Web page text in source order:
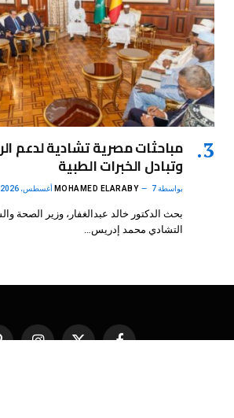
مباحثات مصرية تشادية لدعم
وتبادل الخبرات الطبية
بواسطة MOHAMED ELARABY 7 أغسطس، 2026
بحث الدكتور خالد عبدالغفار، وزير الصحة
التشادي محمد إدريس…